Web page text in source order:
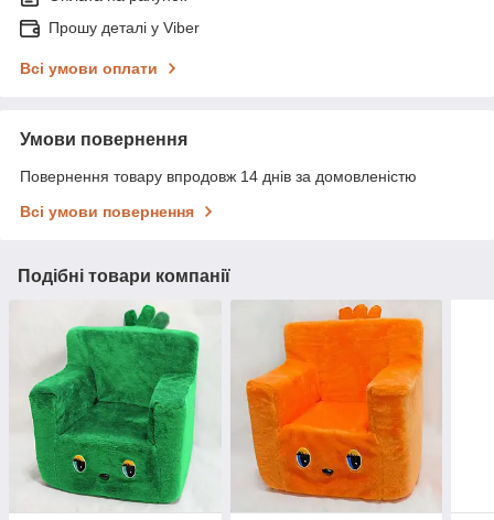
Прошу деталі у Viber
Всі умови оплати
Умови повернення
Повернення товару впродовж 14 днів за домовленістю
Всі умови повернення
Подібні товари компанії